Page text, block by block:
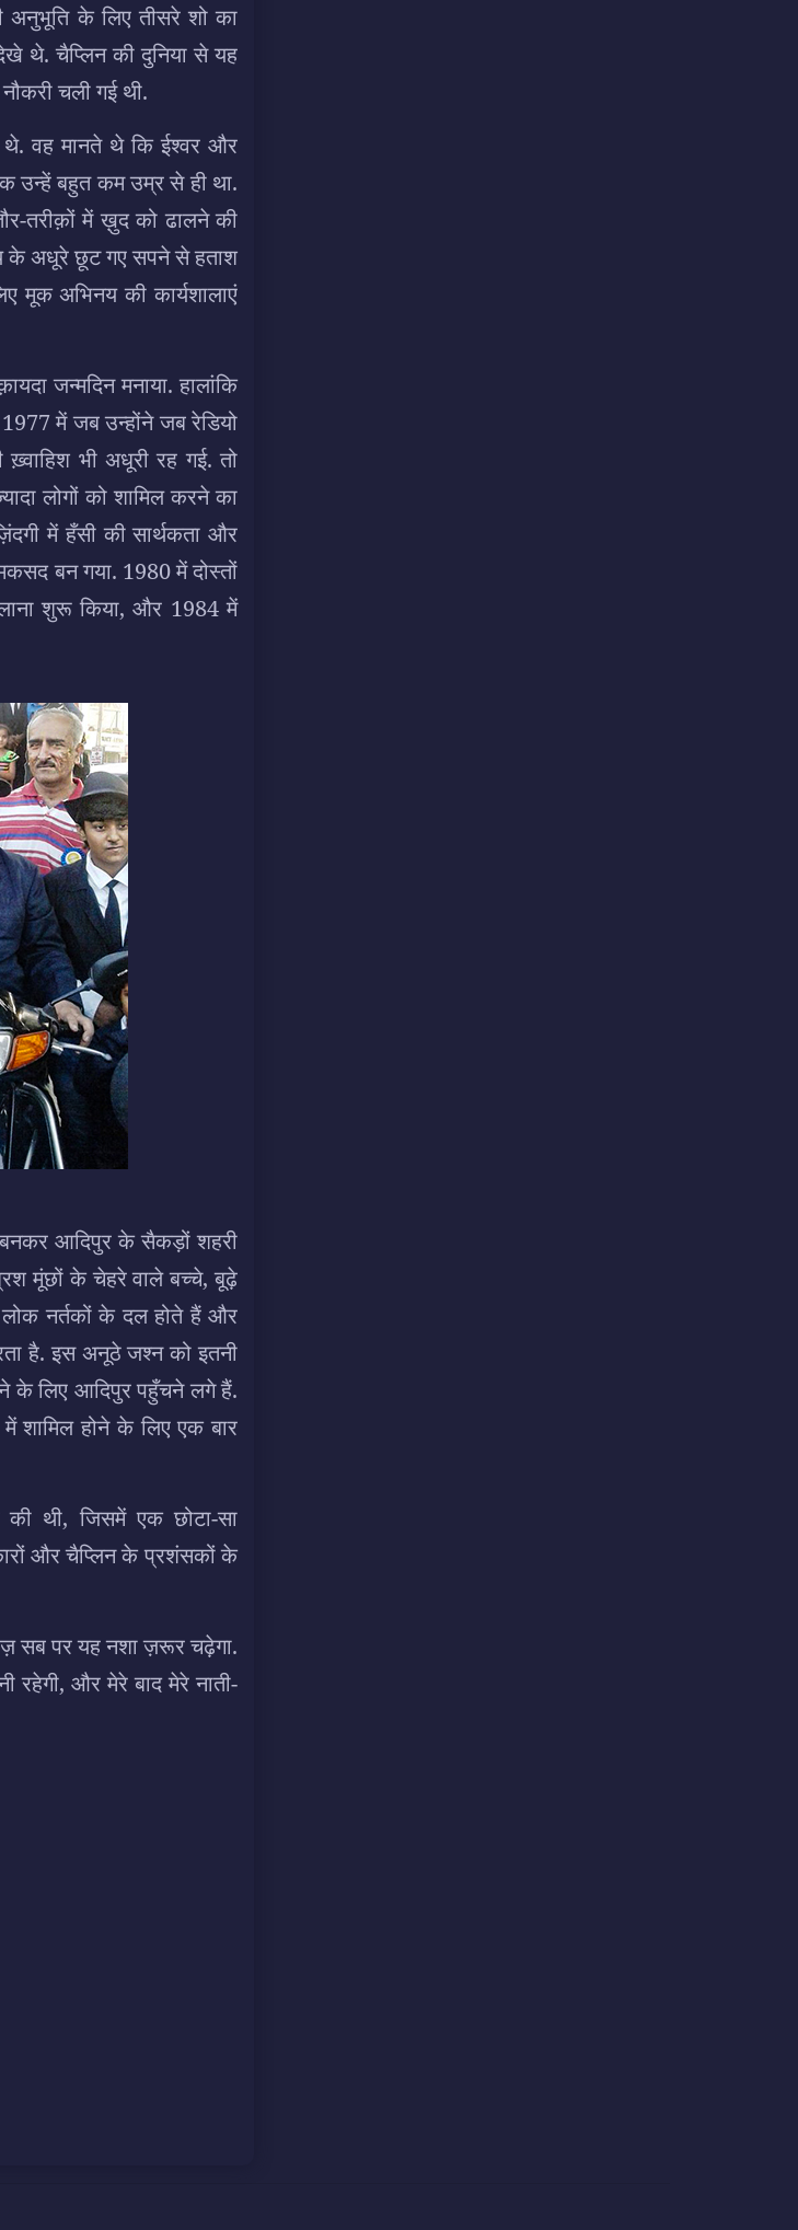
अनुभूति के लिए तीसरे शो का
थे. चैप्लिन की दुनिया से यह
चली गई थी.
वह मानते थे कि ईश्वर और
उन्हें बहुत कम उम्र से ही था.
तरीक़ों में ख़ुद को ढालने की
के अधूरे छूट गए सपने से हताश
मूक अभिनय की कार्यशालाएं
जन्मदिन मनाया. हालांकि
में जब उन्होंने जब रेडियो
भी अधूरी रह गई. तो
लोगों को शामिल करने का
में हँसी की सार्थकता और
बन गया. 1980 में दोस्तों
शुरू किया, और 1984 में
बनकर आदिपुर के सैकड़ों शहरी
मूंछों के चेहरे वाले बच्चे, बूढ़े
लोक नर्तकों के दल होते हैं और
है. इस अनूठे जश्न को इतनी
के लिए आदिपुर पहुँचने लगे हैं.
शामिल होने के लिए एक बार
की थी, जिसमें एक छोटा-सा
और चैप्लिन के प्रशंसकों के
सब पर यह नशा ज़रूर चढ़ेगा.
रहेगी, और मेरे बाद मेरे नाती-